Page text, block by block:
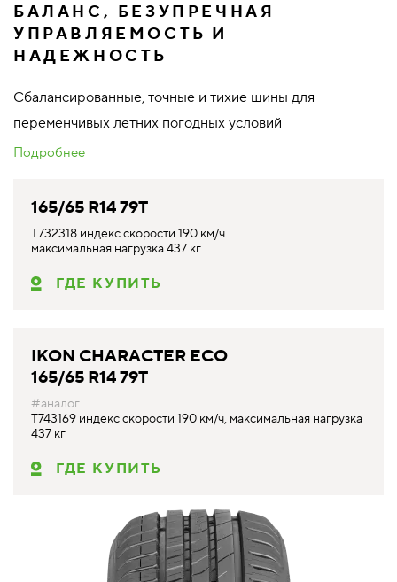
БАЛАНС, БЕЗУПРЕЧНАЯ
УПРАВЛЯЕМОСТЬ И
НАДЕЖНОСТЬ
Сбалансированные, точные и тихие шины для
переменчивых летних погодных условий
Подробнее
165/65 R14 79T
T732318 индекс скорости 190 км/ч
максимальная нагрузка 437 кг
ГДЕ КУПИТЬ
IKON CHARACTER ECO
165/65 R14 79T
#аналог
T743169 индекс скорости 190 км/ч, максимальная нагрузка
437 кг
ГДЕ КУПИТЬ